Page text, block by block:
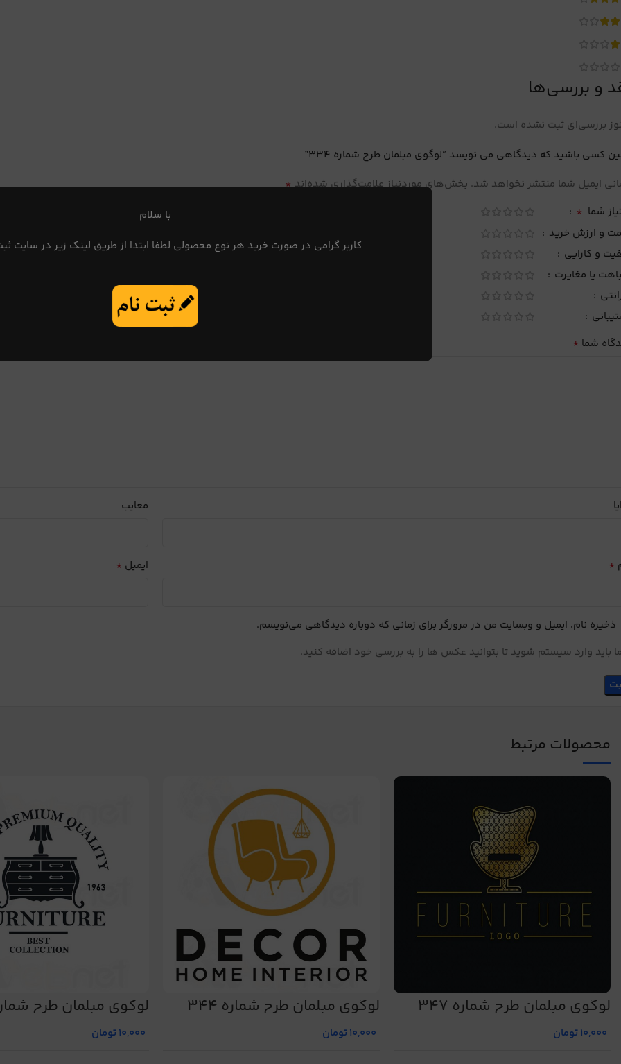
با سلام
کاربر گرامی در صورت خرید هر نوع محصولی لطفا ابتدا از طریق لینک زیر در سایت
و بررسی‌ها
بررسی‌ای ثبت نشده است.
کسی باشید که دیدگاهی می نویسد “لوگوی مبلمان طرح شماره 334”
ایمیل شما منتشر نخواهد شد. بخش‌های موردنیاز علامت‌گذاری شده‌اند*
شما *
و ارزش خرید
و کارایی
یا مغایرت
شما *
معایب
* ایمیل *
ذخیره نام، ایمیل و وبسایت من در مرورگر برای زمانی که دوباره دیدگاهی می‌نویسم.
باید وارد سیستم شوید تا بتوانید عکس ها را به بررسی خود اضافه کنید.
محصولات مرتبط
لوگوی مبلمان طرح شماره 347
10,000تومان
لوگوی مبلمان طرح شماره 344
10,000تومان
لوگوی مبلمان طرح شماره
10,000تومان